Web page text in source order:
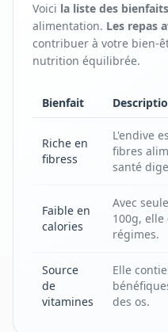
Voici la liste des bienfaits
alimentation. Les repas
contribuer à votre bien-
nutrition équilibrée.
Bienfait
Riche en
fibress
L'endive
fibres
santé
Faible en
calories
Avec
100g,
régimes.
Source
de
vitamines
Elle
des os.